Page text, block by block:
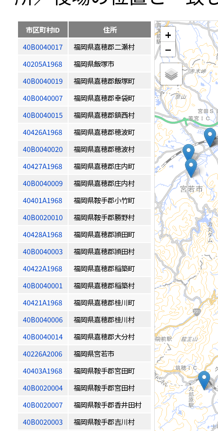
市区町村ID
住所
40B0040017
福岡県嘉穂郡二瀬村
40205A1968
福岡県飯塚市
40B0040019
福岡県嘉穂郡飯塚町
40B0040007
福岡県嘉穂郡幸袋町
40B0040015
福岡県嘉穂郡鎮西村
40426A1968
福岡県嘉穂郡穂波町
40B0040020
福岡県嘉穂郡穂波村
40427A1968
福岡県嘉穂郡庄内町
40B0040009
福岡県嘉穂郡庄内村
40401A1968
福岡県鞍手郡小竹町
40B0020010
福岡県鞍手郡勝野村
40428A1968
福岡県嘉穂郡頴田町
40B0040003
福岡県嘉穂郡頴田村
40422A1968
福岡県嘉穂郡稲築町
40B0040001
福岡県嘉穂郡稲築村
40421A1968
福岡県嘉穂郡桂川町
40B0040006
福岡県嘉穂郡桂川村
40B0040014
福岡県嘉穂郡大分村
40226A2006
福岡県宮若市
40403A1968
福岡県鞍手郡宮田町
40B0020004
福岡県鞍手郡宮田村
40B0020007
福岡県鞍手郡香井田村
40B0020003
福岡県鞍手郡吉川村
+
−